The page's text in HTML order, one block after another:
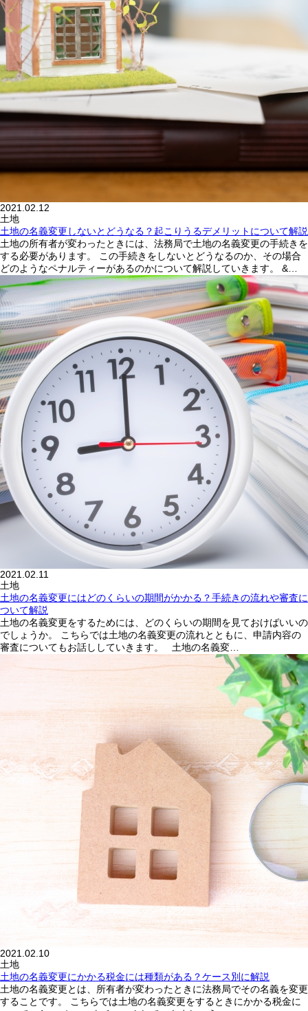
2021.02.12
土地
土地の名義変更しないとどうなる？起こりうるデメリットについて解説
土地の所有者が変わったときには、法務局で土地の名義変更の手続きを
する必要があります。 この手続きをしないとどうなるのか、その場合
どのようなペナルティーがあるのかについて解説していきます。 &…
2021.02.11
土地
土地の名義変更にはどのくらいの期間がかかる？手続きの流れや審査に
ついて解説
土地の名義変更をするためには、どのくらいの期間を見ておけばいいの
でしょうか。 こちらでは土地の名義変更の流れとともに、申請内容の
審査についてもお話ししていきます。 土地の名義変…
2021.02.10
土地
土地の名義変更にかかる税金には種類がある？ケース別に解説
土地の名義変更とは、所有者が変わったときに法務局でその名義を変更
することです。 こちらでは土地の名義変更をするときにかかる税金に